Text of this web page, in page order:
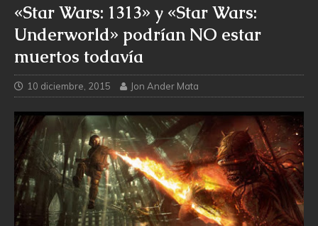
«Star Wars: 1313» y «Star Wars:
Underworld» podrían NO estar
muertos todavía
10 diciembre, 2015 Jon Ander Mata